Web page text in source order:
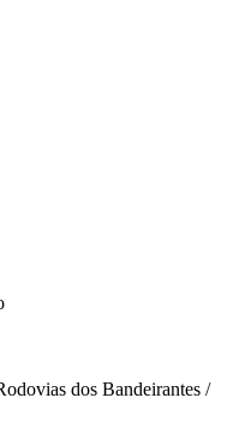
dos Bandeirantes /